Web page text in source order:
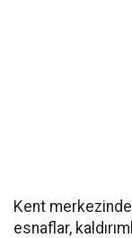
Kent
esnaflar,